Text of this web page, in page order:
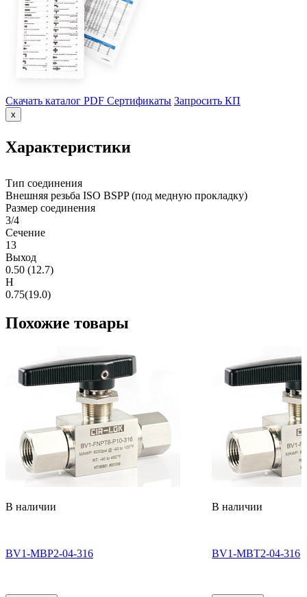
Скачать каталог PDF Сертификаты Запросить КП
x
Характеристики
Тип соединения
Внешняя резьба ISO BSPP (под медную прокладку)
Размер соединения
3/4
Сечение
13
Выход
0.50 (12.7)
H
0.75(19.0)
Похожие товары
В наличии
BV1-MBP2-04-316
В наличии
BV1-MBT2-04-316